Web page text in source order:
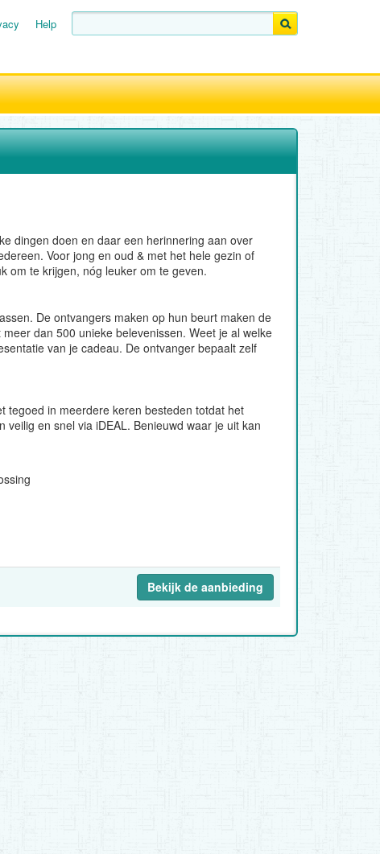
Help
dingen doen en daar een herinnering aan over
Voor jong en oud & met het hele gezin of
om te krijgen, nóg leuker om te geven.
De ontvangers maken op hun beurt maken de
dan 500 unieke belevenissen. Weet je al welke
van je cadeau. De ontvanger bepaalt zelf
tegoed in meerdere keren besteden totdat het
en snel via iDEAL. Benieuwd waar je uit kan
Bekijk de aanbieding